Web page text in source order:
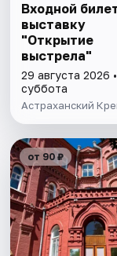
Входной
выставку
"Открытие
выстрела"
29 августа 2026 •
суббота
Астраханский
от 90 ₽